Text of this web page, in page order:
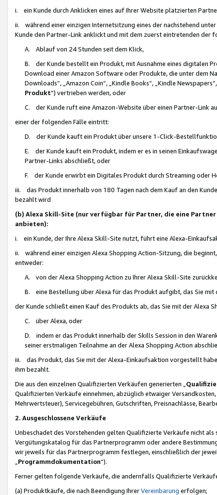
i. ein Kunde durch Anklicken eines auf Ihrer Website platzierten
ii. während einer einzigen Internetsitzung eines der nachstehend
Kunde den Partner-Link anklickt und mit dem zuerst eintretenden der
A. Ablauf von 24 Stunden seit dem Klick,
B. der Kunde bestellt ein Produkt, mit Ausnahme eines digitalen
Download einer Amazon Software oder Produkte, die unter dem
Downloads“, „Amazon Coin“, „Kindle Books“, „Kindle
Produkt“) vertrieben werden, oder
C. der Kunde ruft eine Amazon-Website über einen Partner-Link
einer der folgenden Fälle eintritt:
D. der Kunde kauft ein Produkt über unsere 1-Click-
E. der Kunde kauft ein Produkt, indem er es in seinen
Partner-Links abschließt, oder
F. der Kunde erwirbt ein Digitales Produkt durch Streaming oder
iii. das Produkt innerhalb von 180 Tagen nach dem Kauf an den
bezahlt wird
(b) Alexa Skill-Site (nur verfügbar für Partner, die eine
anbieten):
i. ein Kunde, der Ihre Alexa Skill-Site nutzt, führt eine Alexa-
ii. während einer einzigen Alexa Shopping Action-Sitzung, die
entweder:
A. von der Alexa Shopping Action zu Ihrer Alexa Skill-Site
B. eine Bestellung über Alexa für das Produkt aufgibt, das Sie mit
der Kunde schließt einen Kauf des Produkts ab, das Sie mit der Alexa
C. über Alexa, oder
D. indem er das Produkt innerhalb der Skills Session in den
seiner erstmaligen Teilnahme an der Alexa Shopping Action
iii. das Produkt, das Sie mit der Alexa-Einkaufsaktion vorgestellt
ihm bezahlt.
Die aus den einzelnen Qualifizierten Verkäufen generierten „
Qualifizierten Verkäufe einnehmen, abzüglich etwaiger
Mehrwertsteuer), Servicegebühren, Gutschriften, Preisnachlässe,
2. Ausgeschlossene Verkäufe
Unbeschadet des Vorstehenden gelten Qualifizierte Verkäufe nicht
Vergütungskatalog für das Partnerprogramm oder andere
wir jeweils für das Partnerprogramm festlegen, einschließlich der
Programmdokumentation“).
Ferner gelten folgende Verkäufe, die andernfalls Qualifizierte
(a) Produktkäufe, die nach Beendigung IhrerVereinbarung erfolgen;